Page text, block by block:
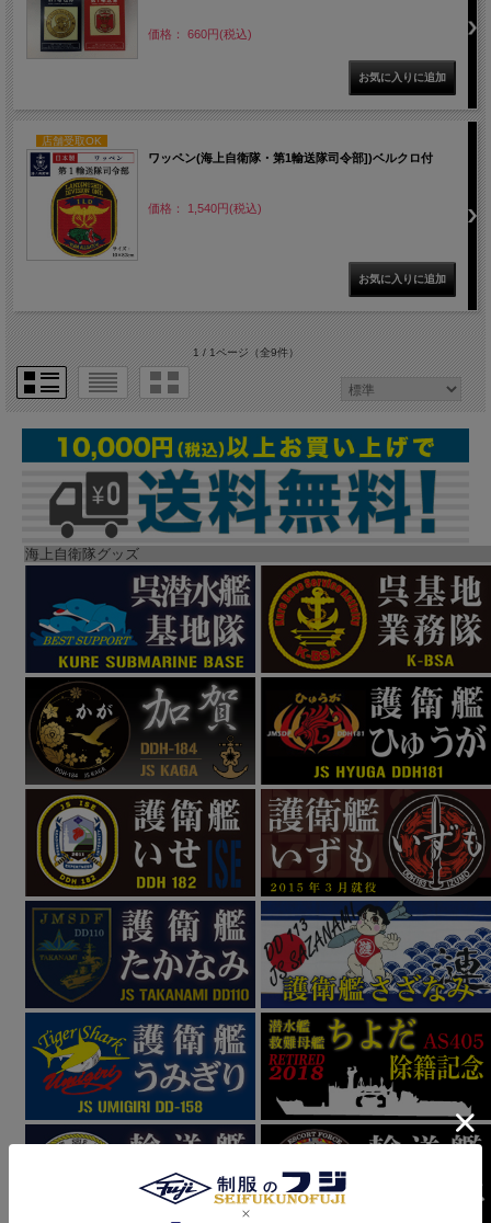
価格： 660円(税込)
店舗受取OK
ワッペン(海上自衛隊・第1輸送隊司令部])ベルクロ付
価格： 1,540円(税込)
1 / 1ページ（全9件）
海上自衛隊グッズ